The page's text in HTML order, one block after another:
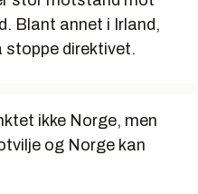
Blant annet i Irland,
stoppe direktivet.
ikke Norge, men
og Norge kan